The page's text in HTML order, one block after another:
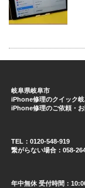
岐阜県岐阜市
iPhone修理のクイック
iPhone修理のご依頼・
TEL：0120-548-919
繋がらない場合：058-
年中無休 受付時間：